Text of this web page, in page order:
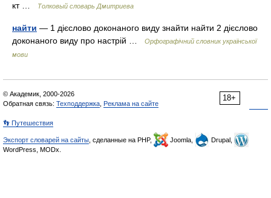
кт …
Толковый словарь Дмитриева
найти — 1 дієслово доконаного виду знайти найти 2 дієслово
доконаного виду про настрій …
Орфографічний словник української
мови
18+
© Академик, 2000-2026
Обратная связь: Техподдержка Реклама на сайте
👣 Путешествия
Экспорт словарей на сайты , сделанные на PHP, Joomla,
Drupal,
WordPress, MODx.